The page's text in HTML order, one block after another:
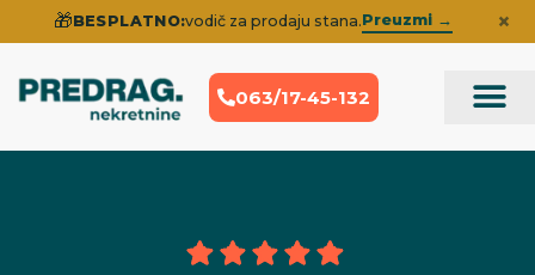
🎁BESPLATNO:vodič za prodaju stana.Preuzmi → ×
063/17-45-132